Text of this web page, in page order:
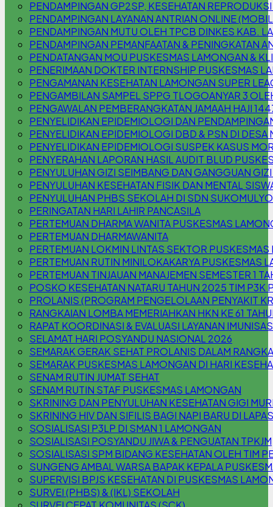
PENDAMPINGAN GP2SP, KESEHATAN
PENDAMPINGAN LAYANAN ANTRIAN ONLINE
PENDAMPINGAN MUTU OLEH TPCB DINKES KAB.
PENDAMPINGAN PEMANFAATAN & PENINGKATAN
PENDATANGAN MOU PUSKESMAS LAMONGAN &
PENERIMAAN DOKTER INTERNSHIP PUSKESMAS
PENGAMANAN KESEHATAN LAMONGAN SUPER
PENGAMBILAN SAMPEL SPPG TLOGOANYAR 3
PENGAWALAN PEMBERANGKATAN JAMAAH HAJI
PENYELIDIKAN EPIDEMIOLOGI DAN
PENYELIDIKAN EPIDEMIOLOGI DBD & PSN DI DESA
PENYELIDIKAN EPIDEMIOLOGI SUSPEK KASUS
PENYERAHAN LAPORAN HASIL AUDIT BLUD
PENYULUHAN GIZI SEIMBANG DAN GANGGUAN
PENYULUHAN KESEHATAN FISIK DAN MENTAL
PENYULUHAN PHBS SEKOLAH DI SDN
PERINGATAN HARI LAHIR PANCASILA
PERTEMUAN DHARMA WANITA PUSKESMAS
PERTEMUAN DHARMAWANITA
PERTEMUAN LOKMIN LINTAS SEKTOR
PERTEMUAN RUTIN MINILOKAKARYA PUSKESMAS
PERTEMUAN TINJAUAN MANAJEMEN SEMESTER 1
POSKO KESEHATAN NATARU TAHUN 2025 TIM P3K
PROLANIS (PROGRAM PENGELOLAAN PENYAKIT
RANGKAIAN LOMBA MEMERIAHKAN HKN KE 61
RAPAT KOORDINASI & EVALUASI LAYANAN
SELAMAT HARI POSYANDU NASIONAL 2026
SEMARAK GERAK SEHAT PROLANIS DALAM
SEMARAK PUSKESMAS LAMONGAN DI HARI
SENAM RUTIN JUMAT SEHAT
SENAM RUTIN STAF PUSKESMAS LAMONGAN
SKRINING DAN PENYULUHAN KESEHATAN GIGI
SKRINING HIV DAN SIFILIS BAGI NAPI BARU DI LAPAS
SOSIALISASI P3LP DI SMAN 1 LAMONGAN
SOSIALISASI POSYANDU JIWA & PENGUATAN TPKJM
SOSIALISASI SPM BIDANG KESEHATAN OLEH TIM
SUNGENG AMBAL WARSA BAPAK KEPALA
SUPERVISI BPJS KESEHATAN DI PUSKESMAS
SURVEI (PHBS) & (IKL) SEKOLAH